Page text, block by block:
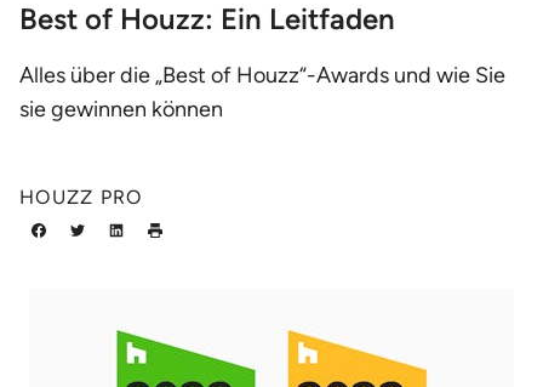
Best of Houzz: Ein Leitfaden
Alles über die „Best of Houzz“-Awards und wie Sie
sie gewinnen können
HOUZZ PRO